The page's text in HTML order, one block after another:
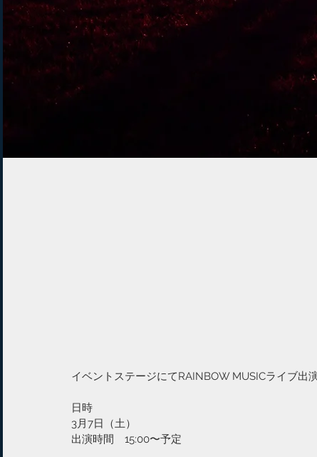
イベントステージにてRAINBOW MUSICライブ出
日時
3月7日（土）
出演時間　15:00〜予定